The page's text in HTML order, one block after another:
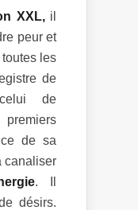
XXL,il
peur et
les
de
de
de sa
canaliser
. Il
désirs.